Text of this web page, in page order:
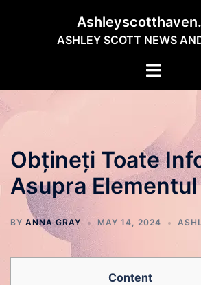
ASHLEY SCOTT NEWS
Toggle
Obțineți Toate
Asupra
BY ANNA GRAY MAY 14, 2024
Content